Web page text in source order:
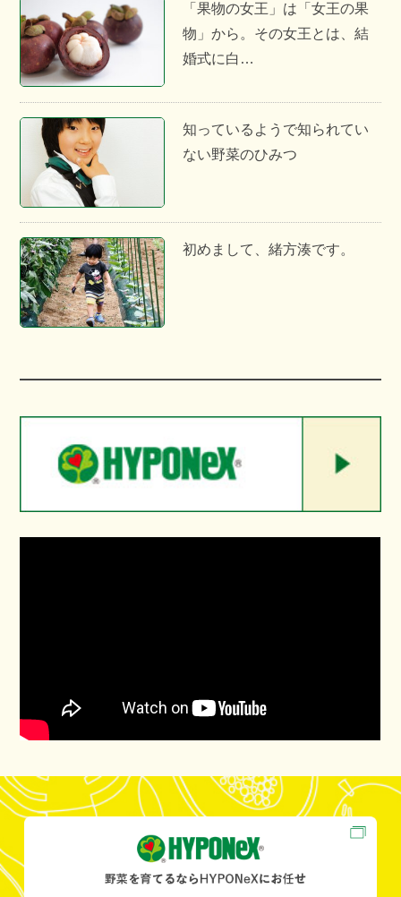
「果物の女王」は「女王の果
物」から。その女王とは、結
婚式に白…
知っているようで知られてい
ない野菜のひみつ
初めまして、緒方湊です。